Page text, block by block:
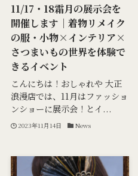
11/17・18霜月の展示会を
開催します｜着物リメイク
の服・小物×インテリア×
さつまいもの世界を体験で
きるイベント
こんにちは！おしゃれや 大正
浪漫店では、11月はファッショ
ンショーに展示会！とイ...
2023年11月14日 News